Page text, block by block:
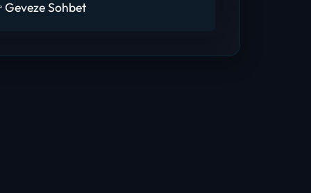
Geveze Sohbet